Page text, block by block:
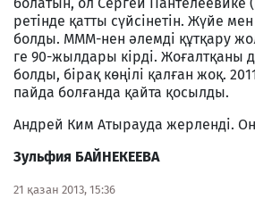
ретінде қатты сүйсінетін. Жүйе
болды. МММ-нен әлемді құтқару
ге 90-жылдары кірді. Жоғалтқаны
болды, бірақ көңілі қалған жоқ.
пайда болғанда қайта қосылды.
Андрей Ким Атырауда жерленді.
Зульфия БАЙНЕКЕЕВА
21 қазан 2013, 15:36